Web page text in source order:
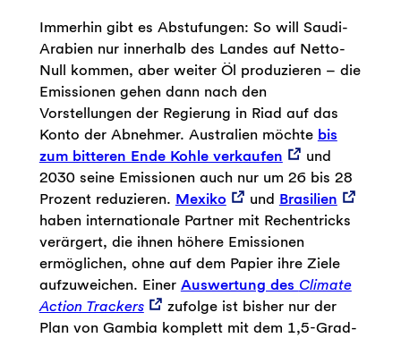
Immerhin gibt es Abstufungen: So will Saudi-
Arabien nur innerhalb des Landes auf Netto-
Null kommen, aber weiter Öl produzieren – die
Emissionen gehen dann nach den
Vorstellungen der Regierung in Riad auf das
Konto der Abnehmer. Australien möchte bis
zum bitteren Ende Kohle verkaufen
und
2030 seine Emissionen auch nur um 26 bis 28
Prozent reduzieren. Mexiko und Brasilien
haben internationale Partner mit Rechentricks
verärgert, die ihnen höhere Emissionen
ermöglichen, ohne auf dem Papier ihre Ziele
aufzuweichen. Einer Auswertung des Climate
Action Trackers
zufolge ist bisher nur der
Plan von Gambia komplett mit dem 1,5-Grad-